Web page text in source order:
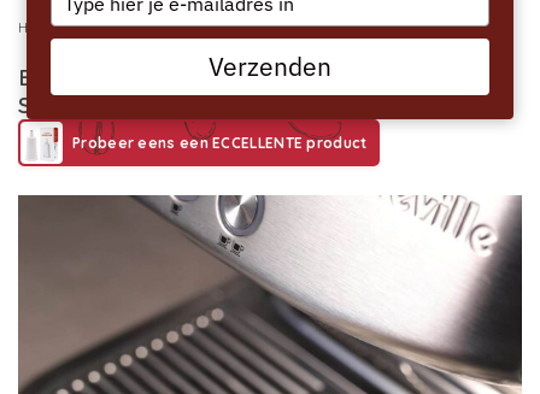
Home/ECCELLENTE Pistonring 58 mm geschikt voor Sage en Breville
ECCELLENTE Pistonring 58 mm geschikt voor
Sage en Breville
Probeer eens een ECCELLENTE product
your
email
Verzenden